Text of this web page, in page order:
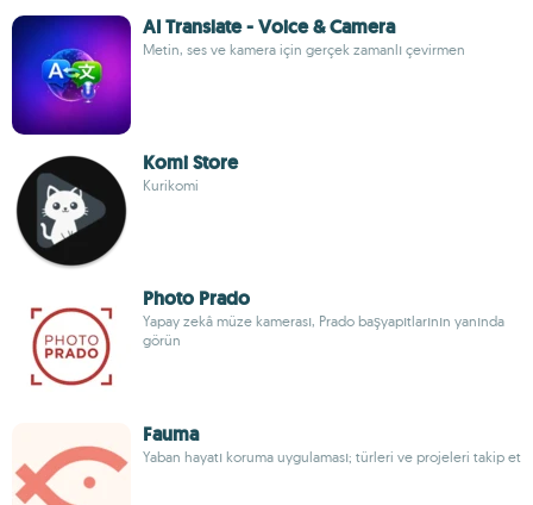
AI Translate - Voice & Camera
Metin, ses ve kamera için gerçek zamanlı çevirmen
Komi Store
Kurikomi
Photo Prado
Yapay zekâ müze kamerası, Prado başyapıtlarının yanında
görün
Fauma
Yaban hayatı koruma uygulaması; türleri ve projeleri takip et